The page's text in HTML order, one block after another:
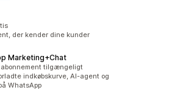
alt
der kender dine kunder
Marketing+Chat
abonnement tilgængeligt
indkøbskurve, AI-agent og
WhatsApp